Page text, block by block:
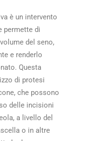
è un intervento
permette di
del seno,
e renderlo
Questa
di protesi
che possono
delle incisioni
a livello del
o in altre